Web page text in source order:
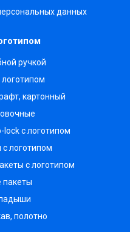
данных
ручкой
логотипом
картонный
lock с логотипом
логотипом
с логотипом
пакеты
полотно